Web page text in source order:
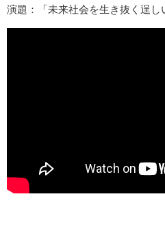
演題：「未来社会を生き抜く逞し